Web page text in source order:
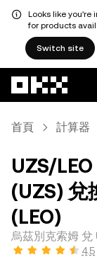
Looks like you're
for products
Switch site
首頁 計算器
UZS/
(UZS) 兌
(LEO)
烏茲別克索姆 兌
4.5